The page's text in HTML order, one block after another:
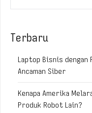
Terbaru
Laptop Bisnis
Ancaman Siber
Kenapa Amerika
Produk Robot Lain?